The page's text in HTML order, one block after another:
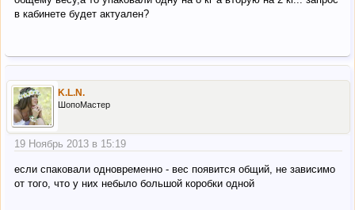
в кабинете будет актуален?
K.L.N.
ШопоМастер
19 Ноябрь 2013 в 15:19
если спаковали одновременно - вес появится общий, не зависимо
от того, что у них небыло большой коробки одной